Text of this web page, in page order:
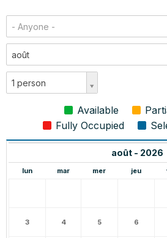
- Anyone -
août
1 person
Available
Fully Occupied
août - 2026
lun mar mer jeu
3 4 5 6